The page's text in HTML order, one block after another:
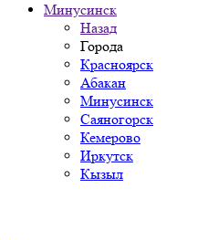
Минусинск
Назад
Города
Красноярск
Абакан
Минусинск
Саяногорск
Кемерово
Иркутск
Кызыл